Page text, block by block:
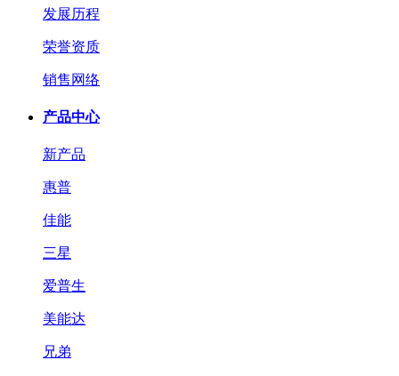
发展历程
荣誉资质
销售网络
产品中心
新产品
惠普
佳能
三星
爱普生
美能达
兄弟